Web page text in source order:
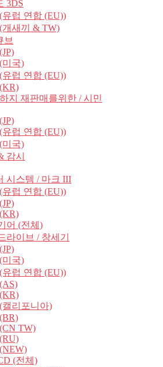
3DS
(유럽​​ 연합 (EU))
(개새끼 & TW)
브
(JP)
(미국)
(유럽​​ 연합 (EU))
(KR)
하지 재판매를위한 / 시민
(JP)
(유럽​​ 연합 (EU))
(미국)
감시
시스템 / 마크 III
(유럽​​ 연합 (EU))
(JP)
(KR)
어 (전체)
라이브 / 창세기
(JP)
(미국)
(유럽​​ 연합 (EU))
(AS)
(KR)
(캘리포니아)
(BR)
(CN TW)
(RU)
(NEW)
(전체)